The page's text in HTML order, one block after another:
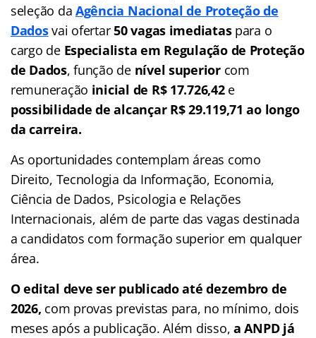
seleção daAgência Nacional de Proteção de
Dadosvai ofertar50 vagas imediataspara o
cargo de Especialista em Regulação de Proteção
de Dados, função denível superior com
remuneração inicial de R$ 17.726,42e
possibilidade de alcançar R$ 29.119,71 ao longo
da carreira.
As oportunidades contemplam áreas como
Direito, Tecnologia da Informação, Economia,
Ciência de Dados, Psicologia e Relações
Internacionais, além de parte das vagas destinada
a candidatos com formação superior em qualquer
área.
O edital deve ser publicado até dezembro de
2026, com provas previstas para, no mínimo, dois
meses após a publicação. Além disso,a ANPD já